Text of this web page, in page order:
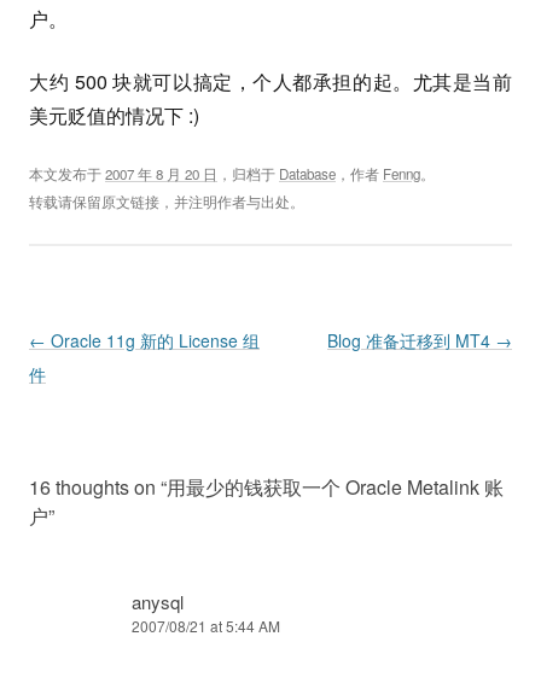
户。
大约 500 块就可以搞定，个人都承担的起。尤其是当前
美元贬值的情况下 :)
本文发布于2007 年 8 月 20 日 ，归档于 Database ，作者 Fenng。
转载请保留原文链接，并注明作者与出处。
Post navigation
← Oracle 11g 新的 License 组
件
Blog 准备迁移到 MT4 →
16 thoughts on “用最少的钱获取一个 Oracle Metalink 账
户”
anysql
2007/08/21 at 5:44 AM